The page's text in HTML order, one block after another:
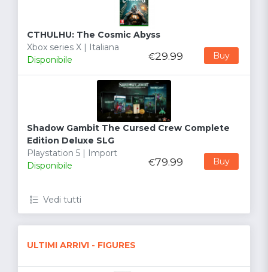
CTHULHU: The Cosmic Abyss
Xbox series X | Italiana
Disponibile
€29.99 Buy
Shadow Gambit The Cursed Crew Complete
Edition Deluxe SLG
Playstation 5 | Import
Disponibile
€79.99 Buy
Vedi tutti
ULTIMI ARRIVI - FIGURES